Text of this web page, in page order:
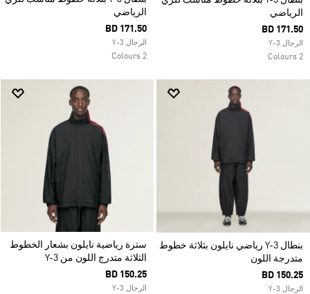
الرياضي
BD 171.50
الرجال Y-3
2 Colours
الرياضي
BD 171.50
الرجال Y-3
2 Colours
بنطال Y-3 رياضي نايلون بثلاثة خطوط
متدرجة اللون
BD 150.25
الرجال Y-3
سترة رياضية نايلون بشعار الخطوط
الثلاثة متدرج اللون من Y-3
BD 150.25
الرجال Y-3